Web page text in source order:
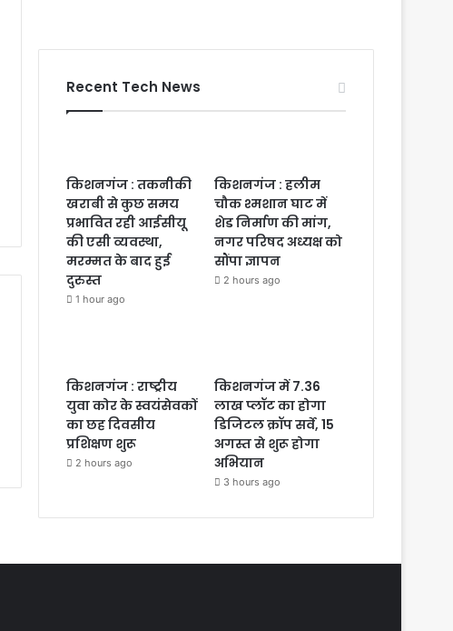
Recent Tech News
किशनगंज : तकनीकी
खराबी से कुछ समय
प्रभावित रही आईसीयू
की एसी व्यवस्था,
मरम्मत के बाद हुई
दुरुस्त
1 hour ago
किशनगंज : हलीम
चौक श्मशान घाट में
शेड निर्माण की मांग,
नगर परिषद अध्यक्ष को
सौंपा ज्ञापन
2 hours ago
किशनगंज : राष्ट्रीय
युवा कोर के स्वयंसेवकों
का छह दिवसीय
प्रशिक्षण शुरू
2 hours ago
किशनगंज में 7.36
लाख प्लॉट का होगा
डिजिटल क्रॉप सर्वे, 15
अगस्त से शुरू होगा
अभियान
3 hours ago